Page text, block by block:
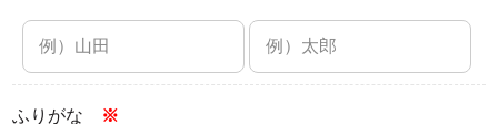
ふりがな ※